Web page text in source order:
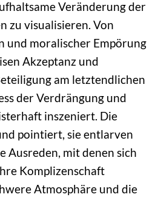
Veränderung der
zu visualisieren. Von
und moralischer Empörung
Akzeptanz und
am letztendlichen
der Verdrängung und
inszeniert. Die
pointiert, sie entlarven
Ausreden, mit denen sich
Komplizenschaft
Atmosphäre und die